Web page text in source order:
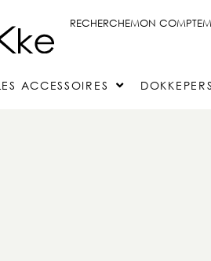
RECHERCHEMON COMPTE
ACCESSOIRES